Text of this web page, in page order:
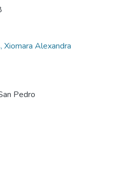
Xiomara Alexandra
Pedro